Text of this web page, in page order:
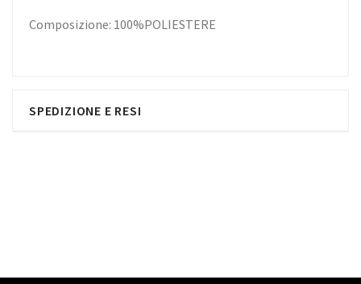
Composizione: 100%POLIESTERE
SPEDIZIONE E RESI